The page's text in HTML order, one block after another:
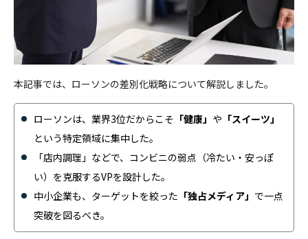
本記事では、ローソンの差別化戦略について解説しました。
ローソンは、業界3位だからこそ 「健康」 や 「スイーツ」
という特定領域に集中した。
「店内調理」などで、コンビニの弱点（冷たい・安っぽ
い）を克服するVPを設計した。
中小企業も、ターゲットを絞った 「独占メディア」 で一点
突破を図るべき。